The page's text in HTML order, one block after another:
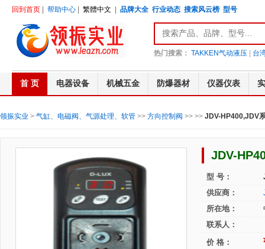
回到首页 帮助中心 繁體中文 品牌大全 行业动态 搜索风云榜 型号
热门搜索： TAKKEN气动液压 台
首 页 电器设备 机械五金 防爆器材 仪器仪表
领振实业 > 气缸、电磁阀、气源处理、软管 >> 方向控制阀 >> >> JDV-HP400,JDV
JDV-
型 号：
供应商：
所在地：
联系人：
价 格：